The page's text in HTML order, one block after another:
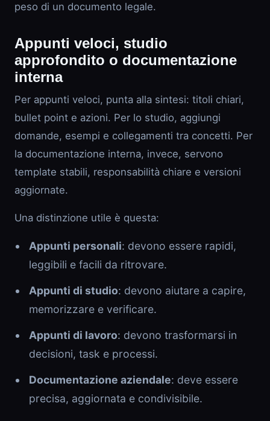
peso di un documento legale.
Appunti veloci, studio
approfondito o documentazione
interna
Per appunti veloci, punta alla sintesi: titoli chiari,
bullet point e azioni. Per lo studio, aggiungi
domande, esempi e collegamenti tra concetti. Per
la documentazione interna, invece, servono
template stabili, responsabilità chiare e versioni
aggiornate.
Una distinzione utile è questa:
Appunti personali: devono essere rapidi,
leggibili e facili da ritrovare.
Appunti di studio: devono aiutare a capire,
memorizzare e verificare.
Appunti di lavoro: devono trasformarsi in
decisioni, task e processi.
Documentazione aziendale: deve essere
precisa, aggiornata e condivisibile.